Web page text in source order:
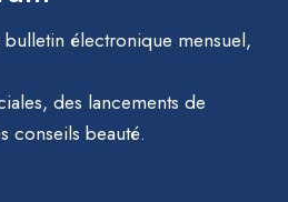
bulletin électronique mensuel,
des lancements de
conseils beauté.